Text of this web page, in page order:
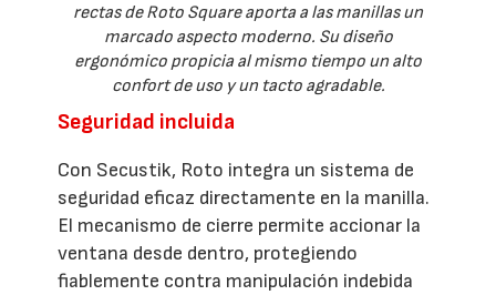
rectas de Roto Square aporta a las manillas un
marcado aspecto moderno. Su diseño
ergonómico propicia al mismo tiempo un alto
confort de uso y un tacto agradable.
Seguridad incluida
Con Secustik, Roto integra un sistema de
seguridad eficaz directamente en la manilla.
El mecanismo de cierre permite accionar la
ventana desde dentro, protegiendo
fiablemente contra manipulación indebida